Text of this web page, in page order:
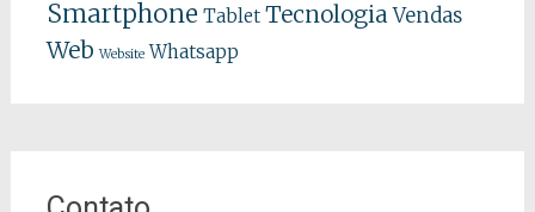
Smartphone Tablet TecnologiaVendas
Web Website Whatsapp